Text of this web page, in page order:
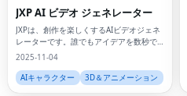
JXP AI ビデオ ジェネレーター
JXPは、創作を楽しくするAIビデオジェネ
レーターです。誰でもアイデアを数秒で
ビデオに変換できます。
2025-11-04
AIキャラクター
3D＆アニメーション